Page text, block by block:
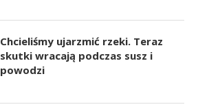
Chcieliśmy ujarzmić rzeki. Teraz
skutki wracają podczas susz i
powodzi